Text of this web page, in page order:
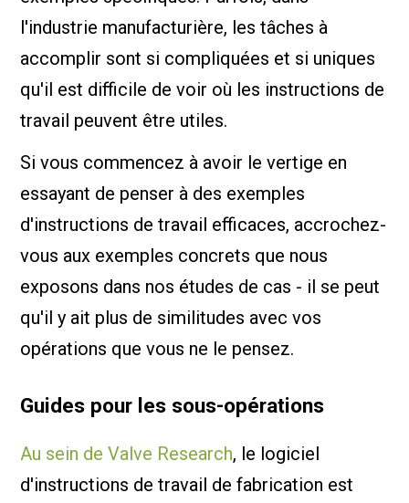
l'industrie manufacturière, les tâches à
accomplir sont si compliquées et si uniques
qu'il est difficile de voir où les instructions de
travail peuvent être utiles.
Si vous commencez à avoir le vertige en
essayant de penser à des exemples
d'instructions de travail efficaces, accrochez-
vous aux exemples concrets que nous
exposons dans nos études de cas - il se peut
qu'il y ait plus de similitudes avec vos
opérations que vous ne le pensez.
Guides pour les sous-opérations
Au sein de Valve Research, le logiciel
d'instructions de travail de fabrication est